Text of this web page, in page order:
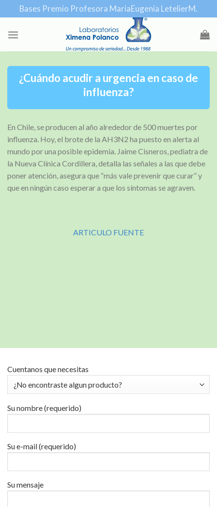
to
content
Bases Premio Profesora MariaEugenia LetelierM.
¿Cuándo acudir a urgencia en caso de
influenza?
En Chile, se producen al año alrededor de 500 muertes por
influenza. Hoy, el brote de la AH3N2 ha puesto en alerta al
mundo por una posible epidemia. Jaime Cisneros, pediatra de
la Nueva Clínica Cordillera, detalla las señales a las que debe
poner atención, asegura que “más vale prevenir que curar” y
que en ningún caso esperar a que los síntomas se agraven.
ARTICULO FUENTE
Cuentanos que necesitas
Su nombre (requerido)
Su e-mail (requerido)
Su mensaje